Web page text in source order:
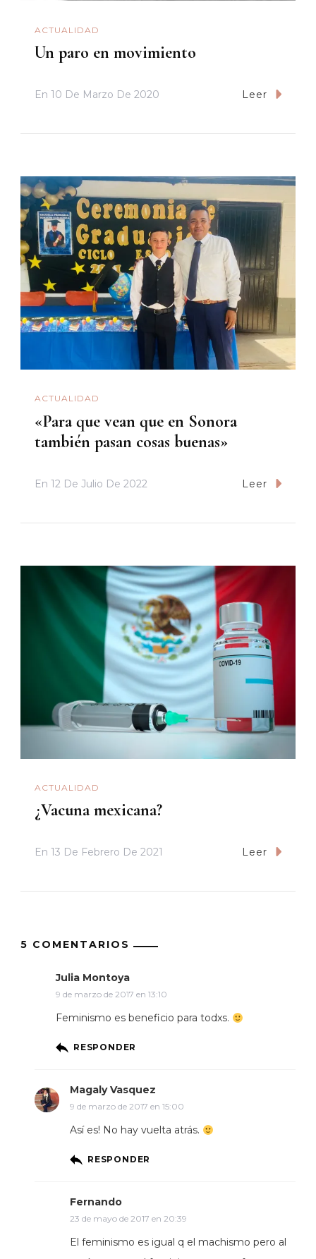
ACTUALIDAD
Un paro en movimiento
En 10 De Marzo De 2020 Leer
ACTUALIDAD
«Para que vean que en Sonora
también pasan cosas buenas»
En 12 De Julio De 2022 Leer
ACTUALIDAD
¿Vacuna mexicana?
En 13 De Febrero De 2021 Leer
5 COMENTARIOS
Julia Montoya
9 de marzo de 2017 en 13:10
Feminismo es beneficio para todxs.
RESPONDER
Magaly Vasquez
9 de marzo de 2017 en 15:00
Así es! No hay vuelta atrás.
RESPONDER
Fernando
23 de mayo de 2017 en 20:39
El feminismo es igual q el machismo pero al